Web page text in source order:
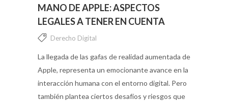
MANO DE APPLE: ASPECTOS
LEGALES A TENER EN CUENTA
Derecho Digital
La llegada de las gafas de realidad aumentada de
Apple, representa un emocionante avance en la
interacción humana con el entorno digital. Pero
también plantea ciertos desafíos y riesgos que